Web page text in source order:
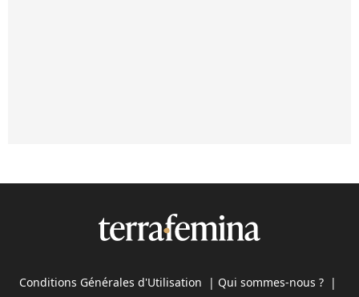
Conditions Générales d'Utilisation | Qui sommes-nous ? |